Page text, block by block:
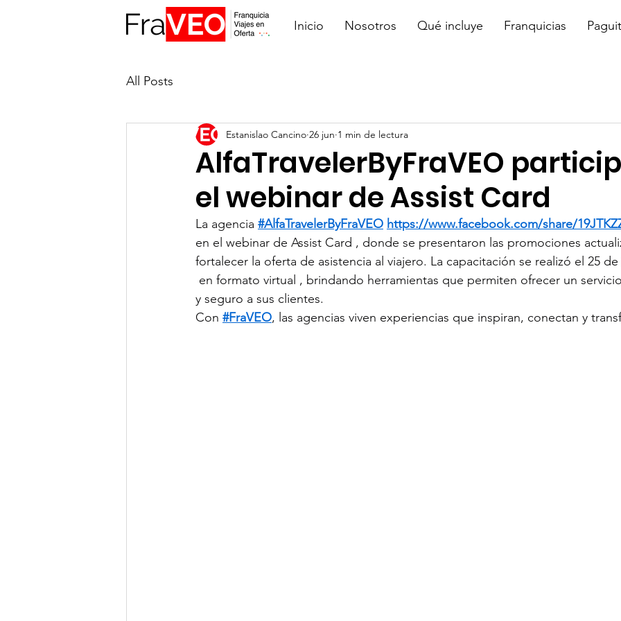
Inicio Nosotros Qué incluye Franquicias
All Posts
AlfaTravelerByFraVEO
el webinar de Assist Card
Estanislao Cancino 26 jun 1 min de lectura
La agencia #AlfaTravelerByFraVEO https://www.facebook.com/share/
en el webinar de Assist Card , donde se presentaron las promociones
fortalecer la oferta de asistencia al viajero. La capacitación se realizó el 25
en formato virtual , brindando herramientas que permiten ofrecer un
y seguro a sus clientes.
Con #FraVEO, las agencias viven experiencias que inspiran, conectan y